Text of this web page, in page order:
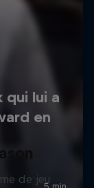
de jeu